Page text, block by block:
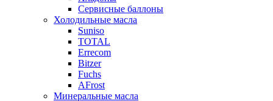
Сервисные баллоны
Холодильные масла
Suniso
TOTAL
Errecom
Bitzer
Fuchs
AFrost
Минеральные масла